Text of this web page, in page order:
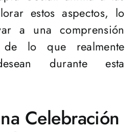
estos aspectos, lo
a una comprensión
de lo que realmente
durante esta
Celebración